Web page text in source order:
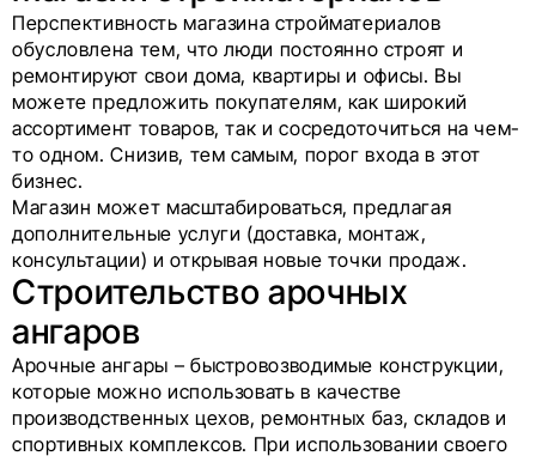
Перспективность магазина стройматериалов
обусловлена тем, что люди постоянно строят и
ремонтируют свои дома, квартиры и офисы. Вы
можете предложить покупателям, как широкий
ассортимент товаров, так и сосредоточиться на чем-
то одном. Снизив, тем самым, порог входа в этот
бизнес.
Магазин может масштабироваться, предлагая
дополнительные услуги (доставка, монтаж,
консультации) и открывая новые точки продаж.
Строительство арочных
ангаров
Арочные ангары – быстровозводимые конструкции,
которые можно использовать в качестве
производственных цехов, ремонтных баз, складов и
спортивных комплексов. При использовании своего